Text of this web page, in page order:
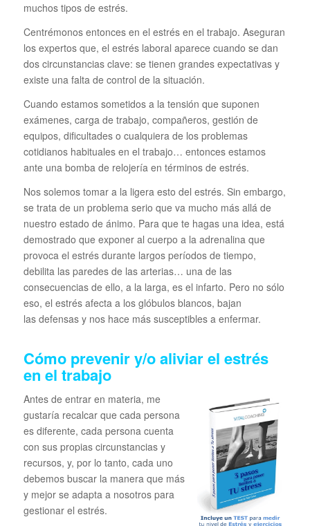
muchos tipos de estrés.
Centrémonos entonces en el estrés en el trabajo. Aseguran
los expertos que, el estrés laboral aparece cuando se dan
dos circunstancias clave: se tienen grandes expectativas y
existe una falta de control de la situación.
Cuando estamos sometidos a la tensión que suponen
exámenes, carga de trabajo, compañeros, gestión de
equipos, dificultades o cualquiera de los problemas
cotidianos habituales en el trabajo… entonces estamos
ante una bomba de relojería en términos de estrés.
Nos solemos tomar a la ligera esto del estrés. Sin embargo,
se trata de un problema serio que va mucho más allá de
nuestro estado de ánimo. Para que te hagas una idea, está
demostrado que exponer al cuerpo a la adrenalina que
provoca el estrés durante largos períodos de tiempo,
debilita las paredes de las arterias… una de las
consecuencias de ello, a la larga, es el infarto. Pero no sólo
eso, el estrés afecta a los glóbulos blancos, bajan
las defensas y nos hace más susceptibles a enfermar.
Cómo prevenir y/o aliviar el estrés
en el trabajo
Antes de entrar en materia, me
gustaría recalcar que cada persona
es diferente, cada persona cuenta
con sus propias circunstancias y
recursos, y, por lo tanto, cada uno
debemos buscar la manera que más
y mejor se adapta a nosotros para
gestionar el estrés.